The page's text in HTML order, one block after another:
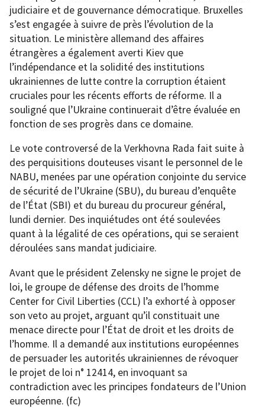
judiciaire et de gouvernance démocratique. Bruxelles
s’est engagée à suivre de près l’évolution de la
situation. Le ministère allemand des affaires
étrangères a également averti Kiev que
l’indépendance et la solidité des institutions
ukrainiennes de lutte contre la corruption étaient
cruciales pour les récents efforts de réforme. Il a
souligné que l’Ukraine continuerait d’être évaluée en
fonction de ses progrès dans ce domaine.
Le vote controversé de la Verkhovna Rada fait suite à
des perquisitions douteuses visant le personnel de le
NABU, menées par une opération conjointe du service
de sécurité de l’Ukraine (SBU), du bureau d’enquête
de l’État (SBI) et du bureau du procureur général,
lundi dernier. Des inquiétudes ont été soulevées
quant à la légalité de ces opérations, qui se seraient
déroulées sans mandat judiciaire.
Avant que le président Zelensky ne signe le projet de
loi, le groupe de défense des droits de l’homme
Center for Civil Liberties (CCL) l’a exhorté à opposer
son veto au projet, arguant qu’il constituait une
menace directe pour l’État de droit et les droits de
l’homme. Il a demandé aux institutions européennes
de persuader les autorités ukrainiennes de révoquer
le projet de loi n° 12414, en invoquant sa
contradiction avec les principes fondateurs de l’Union
européenne. (fc)